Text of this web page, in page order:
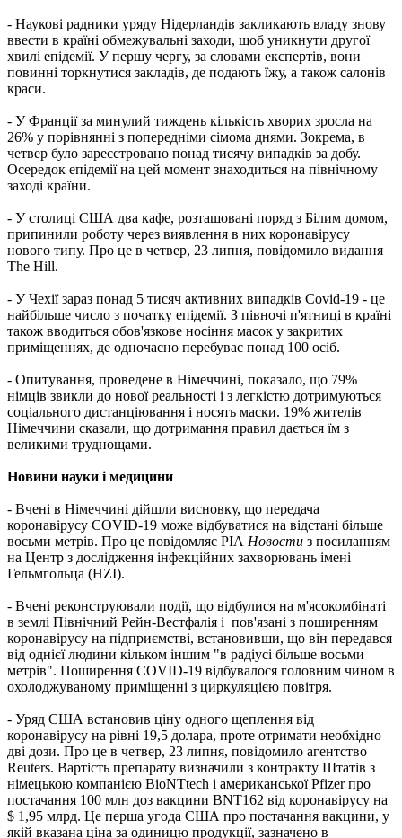
- Наукові радники уряду Нідерландів закликають владу знову
ввести в країні обмежувальні заходи, щоб уникнути другої
хвилі епідемії. У першу чергу, за словами експертів, вони
повинні торкнутися закладів, де подають їжу, а також салонів
краси.
- У Франції за минулий тиждень кількість хворих зросла на
26% у порівнянні з попередніми сімома днями. Зокрема, в
четвер було зареєстровано понад тисячу випадків за добу.
Осередок епідемії на цей момент знаходиться на північному
заході країни.
- У столиці США два кафе, розташовані поряд з Білим домом,
припинили роботу через виявлення в них коронавірусу
нового типу. Про це в четвер, 23 липня, повідомило видання
The Hill.
- У Чехії зараз понад 5 тисяч активних випадків Covid-19 - це
найбільше число з початку епідемії. З півночі п'ятниці в країні
також вводиться обов'язкове носіння масок у закритих
приміщеннях, де одночасно перебуває понад 100 осіб.
- Опитування, проведене в Німеччині, показало, що 79%
німців звикли до нової реальності і з легкістю дотримуються
соціального дистанціювання і носять маски. 19% жителів
Німеччини сказали, що дотримання правил дається їм з
великими труднощами.
Новини науки і медицини
- Вчені в Німеччині дійшли висновку, що передача
коронавірусу COVID-19 може відбуватися на відстані більше
восьми метрів. Про це повідомляє РІА Новости з посиланням
на Центр з дослідження інфекційних захворювань імені
Гельмгольца (HZI).
- Вчені реконструювали події, що відбулися на м'ясокомбінаті
в землі Північний Рейн-Вестфалія і пов'язані з поширенням
коронавірусу на підприємстві, встановивши, що він передався
від однієї людини кільком іншим "в радіусі більше восьми
метрів". Поширення COVID-19 відбувалося головним чином в
охолоджуваному приміщенні з циркуляцією повітря.
- Уряд США встановив ціну одного щеплення від
коронавірусу на рівні 19,5 долара, проте отримати необхідно
дві дози. Про це в четвер, 23 липня, повідомило агентство
Reuters. Вартість препарату визначили з контракту Штатів з
німецькою компанією BioNTtech і американської Pfizer про
постачання 100 млн доз вакцини BNT162 від коронавірусу на
$ 1,95 млрд. Це перша угода США про постачання вакцини, у
якій вказана ціна за одиницю продукції, зазначено в